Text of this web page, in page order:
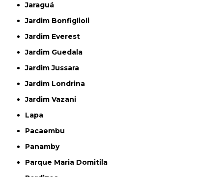
Jaraguá
Jardim Bonfiglioli
Jardim Everest
Jardim Guedala
Jardim Jussara
Jardim Londrina
Jardim Vazani
Lapa
Pacaembu
Panamby
Parque Maria Domitila